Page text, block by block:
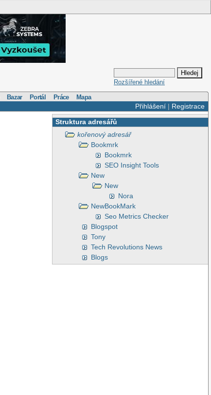
Rozšířené hledání
Bazar Portál Práce Mapa
Přihlášení| Registrace
Struktura adresářů
kořenový adresář
Bookmrk
Bookmrk
SEO Insight Tools
New
New
Nora
NewBookMark
Seo Metrics Checker
Blogspot
Tony
Tech Revolutions News
Blogs